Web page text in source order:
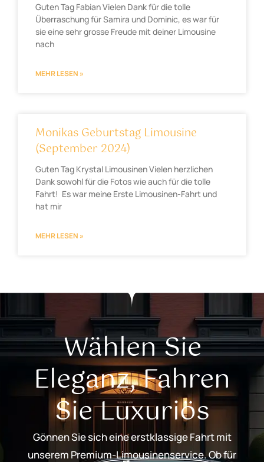
Guten Tag Fabian Vielen Dank für die tolle
Überraschung für Samira und Dominic, es war für
sie eine sehr grosse Freude mit deiner Limousine
nach
MEHR LESEN »
Monikas Geburtstag Limousine
(September 2024)
Guten Tag Krystal Limousinen Vielen herzlichen
Dank sowohl für die Fotos wie auch für die tolle
Fahrt! Es war meine Erste Limousinen-Fahrt und
hat mir
MEHR LESEN »
Wählen Sie
Eleganz, Fahren
Sie Luxuriös
Gönnen Sie sich eine erstklassige Fahrt mit
unserem Premium-Limousinenservice. Ob für